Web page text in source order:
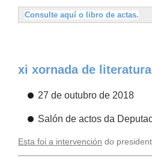
Consulte aquí o libro de actas.
xi xornada de
27 de outubro de 2018
Salón de actos da
Esta foi a intervención do